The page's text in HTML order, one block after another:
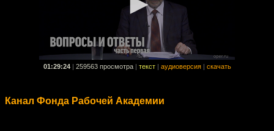
01:29:24 259563 просмотра текст аудиоверсия скачать
Канал Фонда Рабочей Академии